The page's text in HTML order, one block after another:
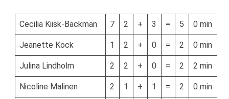
Cecilia Kiisk-Backman 7 2 + 3 = 5 0 min
Jeanette Kock 1 2 + 0 = 2 0 min
Julina Lindholm 2 2 + 0 = 2 2 min
Nicoline Malinen 2 1 + 1 = 2 0 min